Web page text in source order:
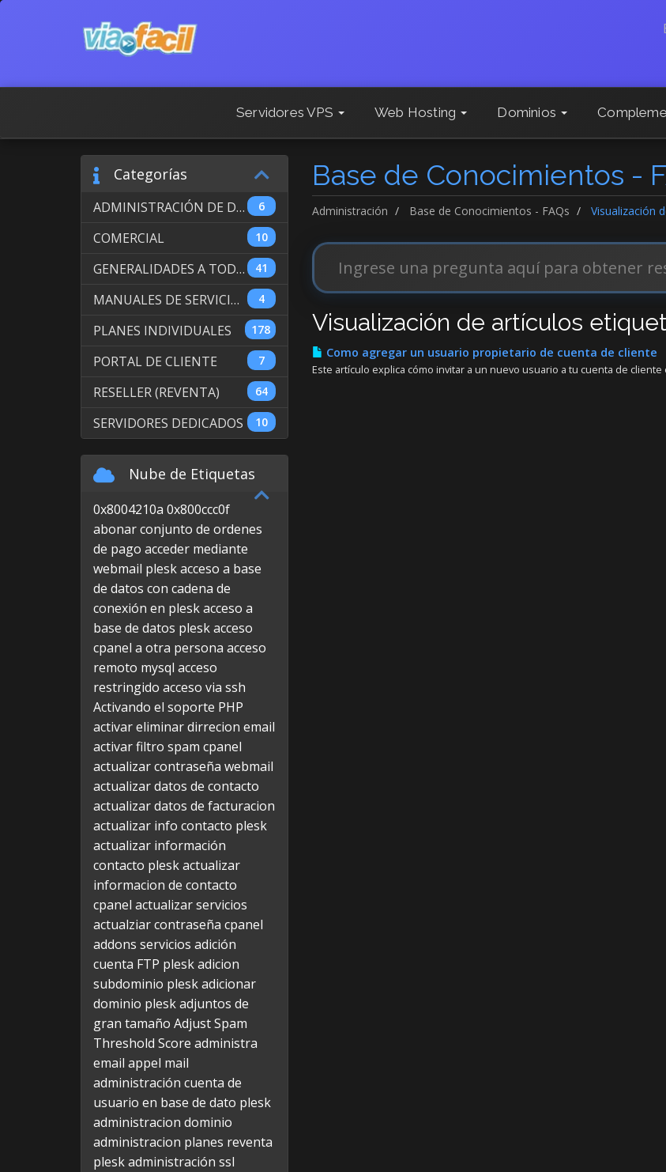
Servidores VPS Web Hosting Dominios
Base de Conocimientos -
Administración Base de Conocimientos - FAQs Visualización
Categorías
6
ADMINISTRACIÓN DE DOMINIOS INTERNACIONALES
10
COMERCIAL
41
GENERALIDADES A TODOS LOS SERVICIOS
4
MANUALES DE SERVICIO DE WEB HOSTING
178
PLANES INDIVIDUALES
7
PORTAL DE CLIENTE
64
RESELLER (REVENTA)
10
SERVIDORES DEDICADOS
Visualización de artículos
Como agregar un usuario propietario de cuenta de cliente
Este artículo explica cómo invitar a un nuevo usuario a tu cuenta de cliente
Nube de Etiquetas
0x8004210a 0x800ccc0f
abonar conjunto de ordenes
de pago acceder mediante
webmail pleskacceso a base
de datos con cadena de
conexión en pleskacceso a
base de datos pleskacceso
cpanel a otra persona acceso
remoto mysql acceso
restringido acceso via ssh
Activando el soporte PHP
activar eliminar dirrecion email
activar filtro spam cpanel
actualizar contraseña webmail
actualizar datos de contacto
actualizar datos de facturacion
actualizar info contacto plesk
actualizar información
contacto pleskactualizar
informacion de contacto
cpanel actualizar servicios
actualziar contraseña cpanel
addons servicios adición
cuenta FTP pleskadicion
subdominio pleskadicionar
dominio pleskadjuntos de
gran tamaño Adjust Spam
Threshold Score administra
email appel mail
administración cuenta de
usuario en base de dato plesk
administracion dominio
administracion planes reventa
pleskadministración ssl